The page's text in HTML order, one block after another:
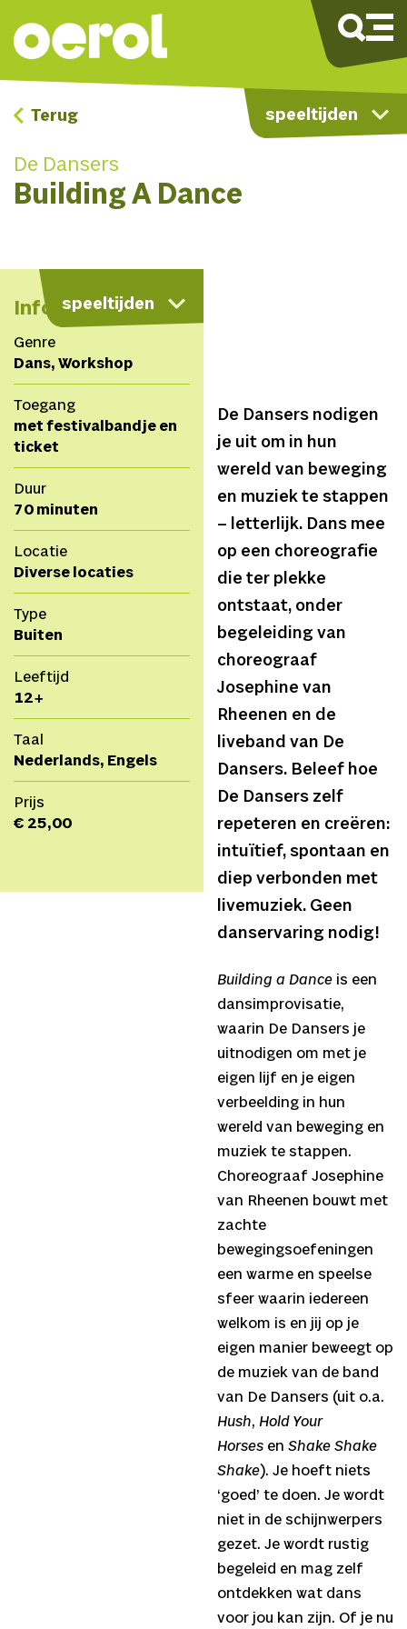
speeltijden
Terug
De Dansers
Building A Dance
speeltijden
kaart
Info
Genre
Dans, Workshop
Toegang
met festivalbandje en
ticket
Duur
70 minuten
Locatie
Diverse locaties
Type
Buiten
Leeftijd
12+
Taal
Nederlands, Engels
Prijs
€ 25,00
De Dansers nodigen
je uit om in hun
wereld van beweging
en muziek te stappen
– letterlijk. Dans mee
op een choreografie
die ter plekke
ontstaat, onder
begeleiding van
choreograaf
Josephine van
Rheenen en de
liveband van De
Dansers. Beleef hoe
De Dansers zelf
repeteren en creëren:
intuïtief, spontaan en
diep verbonden met
livemuziek. Geen
danservaring nodig!
Building a Dance is een
dansimprovisatie,
waarin De Dansers je
uitnodigen om met je
eigen lijf en je eigen
verbeelding in hun
wereld van beweging en
muziek te stappen.
Choreograaf Josephine
van Rheenen bouwt met
zachte
bewegingsoefeningen
een warme en speelse
sfeer waarin iedereen
welkom is en jij op je
eigen manier beweegt op
de muziek van de band
van De Dansers (uit o.a.
Hush, Hold Your
Horses en Shake Shake
Shake). Je hoeft niets
‘goed’ te doen. Je wordt
niet in de schijnwerpers
gezet. Je wordt rustig
begeleid en mag zelf
ontdekken wat dans
voor jou kan zijn. Of je nu